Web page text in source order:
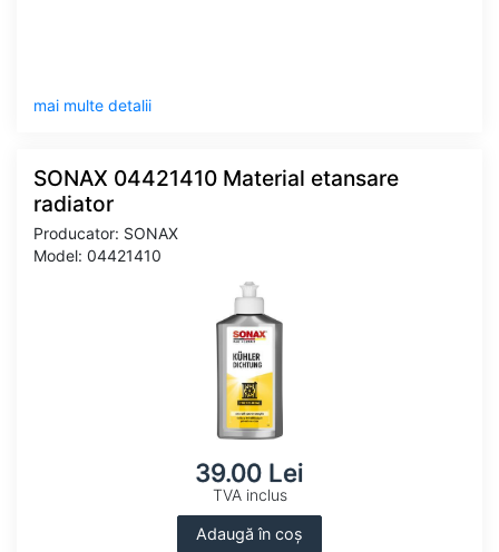
mai multe detalii
SONAX 04421410 Material etansare
radiator
Producator: SONAX
Model: 04421410
39.00 Lei
TVA inclus
Adaugă în coș